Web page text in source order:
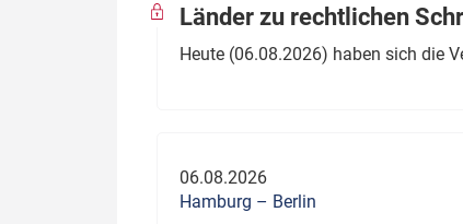
Länder zu rechtlichen
Heute (06.08.2026) haben sich die
06.08.2026
Hamburg – Berlin